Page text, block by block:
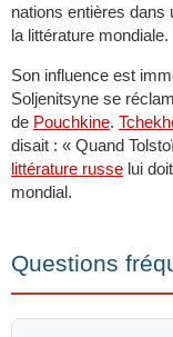
nations entières dans
la littérature mondiale.
Son influence est
Soljenitsyne se
de Pouchkine.
disait : « Quand
littérature russe lui
mondial.
Questions